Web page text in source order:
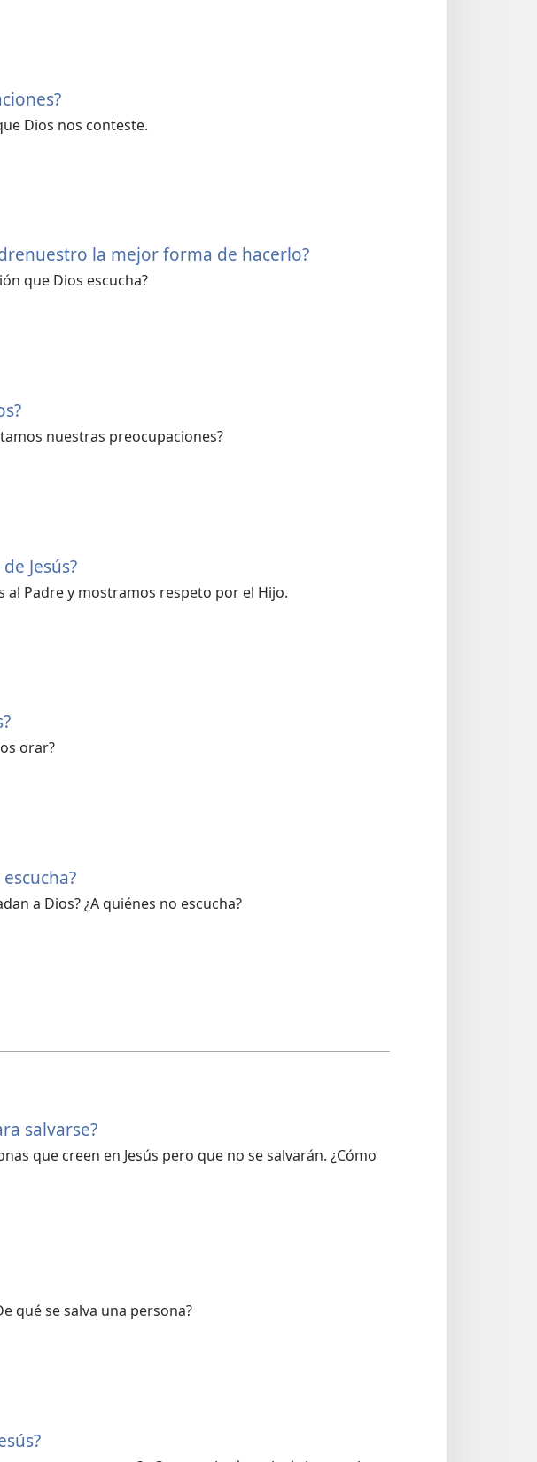
Dios nos conteste.
la mejor forma de hacerlo?
que Dios escucha?
nuestras preocupaciones?
Jesús?
al Padre y mostramos respeto por el Hijo.
orar?
a Dios? ¿A quiénes no escucha?
salvarse?
que creen en Jesús pero que no se salvarán. ¿Cómo
qué se salva una persona?